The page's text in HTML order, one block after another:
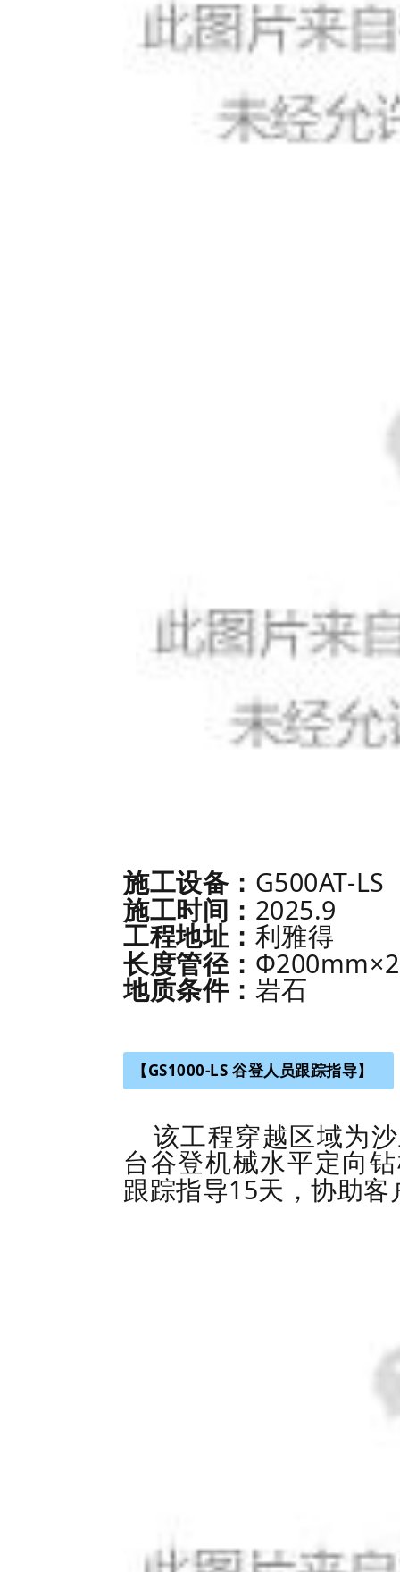
施工设备： G500AT-LS
施工时间： 2025.9
工程地址： 利雅得
长度管径：
地质条件： 岩石
【GS1000-LS 谷登人员跟踪指导】
该工程穿越区域为
台谷登机械水平定向
跟踪指导15天，协助客